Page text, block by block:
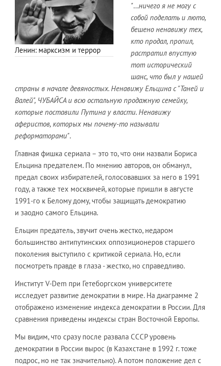
Ленин: марксизм и террор
"…ничего я не могу с
собой поделать и люто,
бешено ненавижу тех,
кто продал, пропил,
растратил впустую
тот исторический
шанс, что был у нашей
страны в начале девяностых. Ненавижу Ельцина с "Таней и
Валей", ЧУБАЙСА и всю остальную продажную семейку,
которые поставили Путина у власти. Ненавижу
аферистов, которых мы почему-то называли
реформаторами".
Главная фишка сериала – это то, что они назвали Бориса
Ельцина предателем. По мнению авторов, он обманул,
предал своих избирателей, голосовавших за него в 1991
году, а также тех москвичей, которые пришли в августе
1991-го к Белому дому, чтобы защищать демократию
и заодно самого Ельцина.
Ельцин предатель, звучит очень жестко, недаром
большинство антипутинских оппозиционеров старшего
поколения выступило с критикой сериала. Но, если
посмотреть правде в глаза - жестко, но справедливо.
Институт V-Dem при Гетеборгском университете
исследует развитие демократии в мире. На диаграмме 2
отображено изменение индекса демократии в России. Для
сравнения приведены индексы стран Восточной Европы.
Мы видим, что сразу после развала СССР уровень
демократии в России вырос (в Казахстане в 1992 г. тоже
подрос, но не так значительно). А потом положение дел с